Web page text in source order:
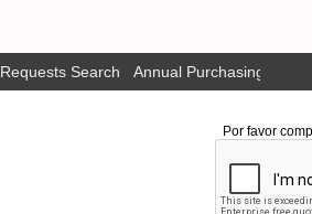
Requests Search Annual Purchasing Plan
Por favor